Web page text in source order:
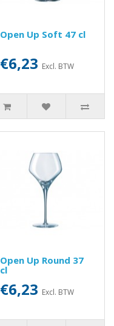
Open Up Soft 47 cl
€6,23 Excl. BTW
Open Up Round 37
cl
€6,23 Excl. BTW